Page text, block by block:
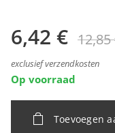
6,42 € 12,85
exclusief verzendkosten
Op voorraad
Toevoegen